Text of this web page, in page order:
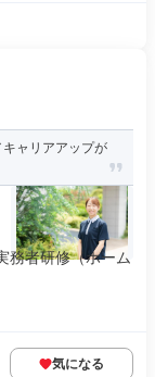
ャリアアップが
務者研修（ホーム
気になる